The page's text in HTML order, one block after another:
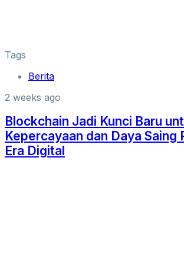
Tags
Berita
2 weeks ago
Blockchain Jadi Kunci Baru
Kepercayaan dan Daya Saing
Era Digital